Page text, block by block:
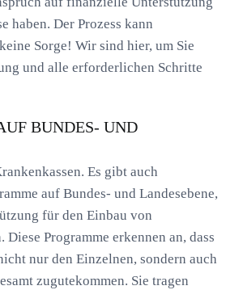
haben. Der Prozess kann
Sorge! Wir sind hier, um Sie
und alle erforderlichen Schritte
BUNDES- UND
Es gibt auch
auf Bundes- und Landesebene,
für den Einbau von
Programme erkennen an, dass
nur den Einzelnen, sondern auch
zugutekommen. Sie tragen